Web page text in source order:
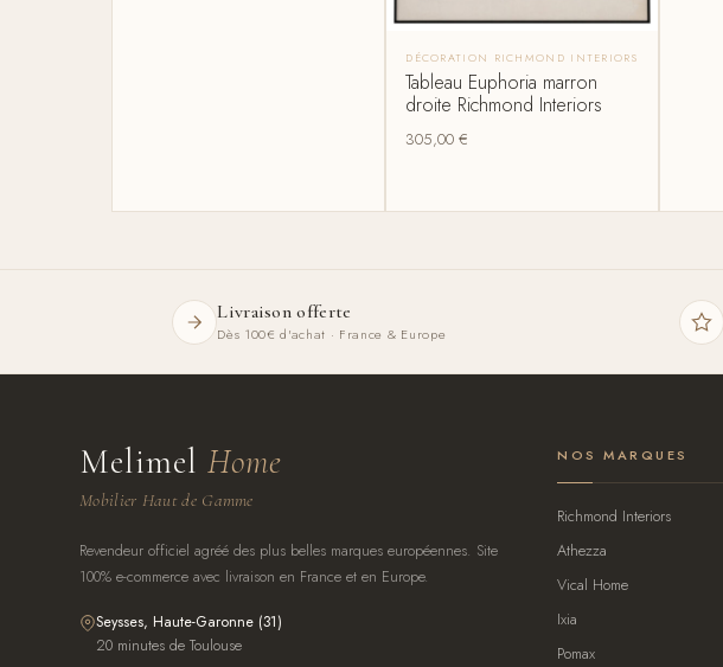
DÉCORATION RICHMOND INTERIORS
Tableau Euphoria marron
droite Richmond Interiors
305,00€
Livraison offerte
Dès 100€ d'achat · France & Europe
MelimelHome
Mobilier Haut de Gamme
Revendeur officiel agréé des plus belles marques européennes. Site
100% e-commerce avec livraison en France et en Europe.
Seysses, Haute-Garonne (31)
20 minutes de Toulouse
NOS MARQUES
Richmond Interiors
Athezza
Vical Home
Ixia
Pomax